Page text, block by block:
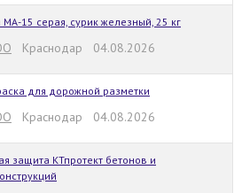
15 серая, сурик железный, 25 кг
Краснодар 04.08.2026
для дорожной разметки
Краснодар 04.08.2026
защита КТпротект бетонов и